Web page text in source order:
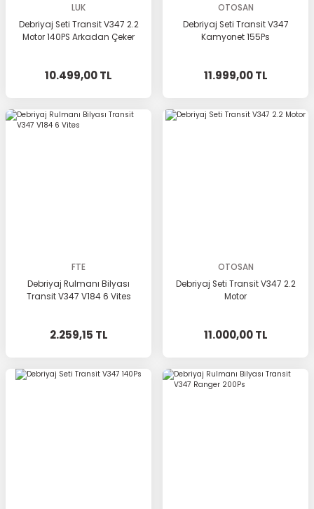
LUK
Debriyaj Seti Transit V347 2.2
Motor 140PS Arkadan Çeker
10.499,00 TL
OTOSAN
Debriyaj Seti Transit V347
Kamyonet 155Ps
11.999,00 TL
FTE
Debriyaj Rulmanı Bilyası
Transit V347 V184 6 Vites
2.259,15 TL
OTOSAN
Debriyaj Seti Transit V347 2.2
Motor
11.000,00 TL